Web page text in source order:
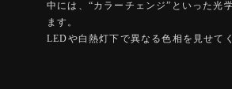
中には、“カラーチェンジ”といった光
ます。
LEDや白熱灯下で異なる色相を見せて